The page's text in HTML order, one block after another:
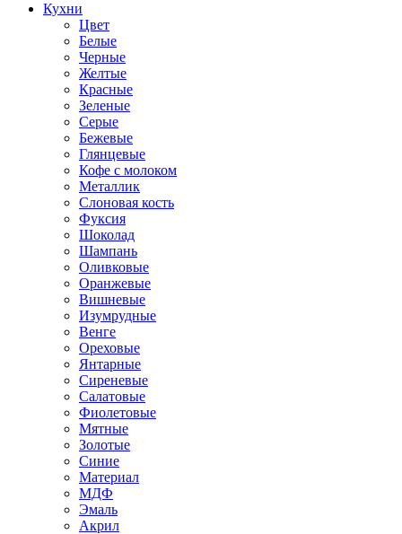
Кухни
Цвет
Белые
Черные
Желтые
Красные
Зеленые
Серые
Бежевые
Глянцевые
Кофе с молоком
Металлик
Слоновая кость
Фуксия
Шоколад
Шампань
Оливковые
Оранжевые
Вишневые
Изумрудные
Венге
Ореховые
Янтарные
Сиреневые
Салатовые
Фиолетовые
Мятные
Золотые
Синие
Материал
МДФ
Эмаль
Акрил